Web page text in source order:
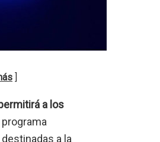
a los
a la